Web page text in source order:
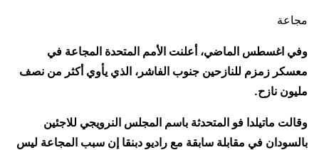
مجاعة
وفي اغسطس الماضي، أعلنت الأمم المتحدة المجاعة في
معسكر زمزم للنازحين جنوب الفاشر، الذي يأوي أكثر من نصف
مليون نازح.
وقالت ماتيلدا فو المتحدثة باسم المجلس النرويجي للاجئين
بالسودان في مقابلة سابقة مع راديو دبنقا إن سبب المجاعة ليس